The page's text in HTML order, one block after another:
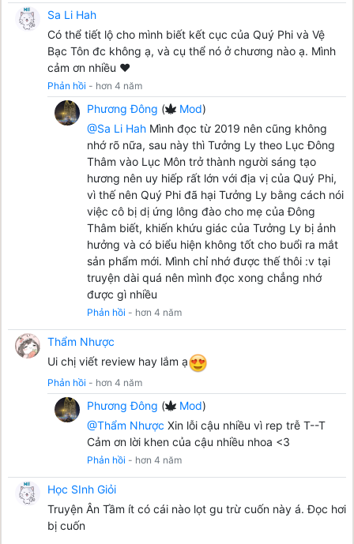
Sa Li Hah
Có thể tiết lộ cho mình biết kết cục của Quý Phi và Vệ
Bạc Tôn đc không ạ, và cụ thể nó ở chương nào ạ. Mình
cảm ơn nhiều ❤️
Phản hồi - hơn 4 năm
Phương Đông ( Mod)
@Sa Li Hah Mình đọc từ 2019 nên cũng không
nhớ rõ nữa, sau này thì Tưởng Ly theo Lục Đông
Thâm vào Lục Môn trở thành người sáng tạo
hương nên uy hiếp rất lớn với địa vị của Quý Phi,
vì thế nên Quý Phi đã hại Tưởng Ly bằng cách nói
việc cô bị dị ứng lông đào cho mẹ của Đông
Thâm biết, khiến khứu giác của Tưởng Ly bị ảnh
hưởng và có biểu hiện không tốt cho buổi ra mắt
sản phẩm mới. Mình chỉ nhớ được thế thôi :v tại
truyện dài quá nên mình đọc xong chẳng nhớ
được gì nhiều
Phản hồi - hơn 4 năm
Thẩm Nhược
Ui chị viết review hay lắm ạ
Phản hồi - hơn 4 năm
Phương Đông ( Mod)
@Thẩm Nhược Xin lỗi cậu nhiều vì rep trễ T--T
Cảm ơn lời khen của cậu nhiều nhoa <3
Phản hồi - hơn 4 năm
Học SInh Giỏi
Truyện Ân Tầm ít có cái nào lọt gu trừ cuốn này á. Đọc hơi
bị cuốn